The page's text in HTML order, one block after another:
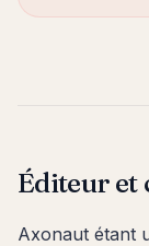
Éditeur et
Axonaut étant